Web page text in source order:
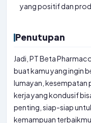
yang positif dan
Penutupan
Jadi, PT Beta
buat kamu yang ingin
lumayan, kesempatan
kerja yang kondusif
penting, siap-siap
kemampuan